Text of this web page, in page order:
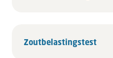
Zoutbelastingstest